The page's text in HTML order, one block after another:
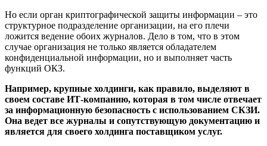
Но если орган криптографической защиты информации – это
структурное подразделение организации, на его плечи
ложится ведение обоих журналов. Дело в том, что в этом
случае организация не только является обладателем
конфиденциальной информации, но и выполняет часть
функций ОКЗ.
Например, крупные холдинги, как правило, выделяют в
своем составе ИТ-компанию, которая в том числе отвечает
за информационную безопасность с использованием СКЗИ.
Она ведет все журналы и сопутствующую документацию и
является для своего холдинга поставщиком услуг.